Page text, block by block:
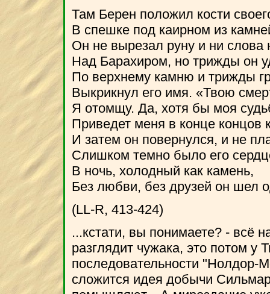
Там Берен положил кости
В спешке под каирном из
Он не вырезал руну и ни слова
Над Барахиром, но трижды он
По верхнему камню и трижды
Выкрикнул его имя. «Твою
Я отомщу. Да, хотя бы моя
Приведет меня в конце концов
И затем он повернулся, и не
Слишком темно было его
В ночь, холодный как камень,
Без любви, без друзей он шел
(LL-R, 413-424)
...кстати, вы понимаете? - всё
разглядит чужака, это потом у
последовательности "Нолдор-
сложится идея добычи